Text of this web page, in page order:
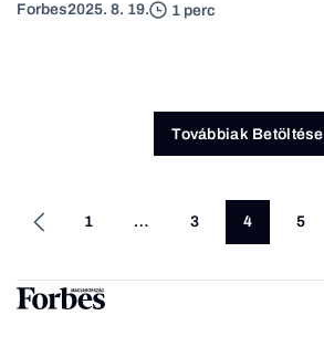
Forbes2025. 8. 19. 1 perc
Továbbiak Betöltése
1 … 3 4 5